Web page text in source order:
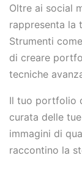
Oltre ai social
rappresenta la
Strumenti
di creare
tecniche
Il tuo portfolio
curata delle
immagini di
raccontino la